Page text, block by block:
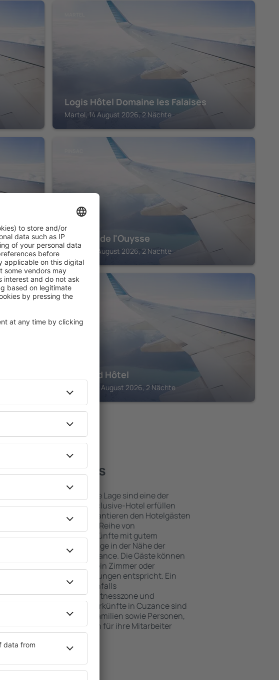
Logis Hôtel Domaine les Falaises
Martel, 14 August 2026, 2 Nächte
Le Pont de l'Ouysse
Pinsac, 14 August 2026, 2 Nächte
SOUILLAC
Le Grand Hôtel
Souillac, 14 August 2026, 2 Nächte
– beste Hotels
Service und eine attraktive Lage sind eine der
die ein All-Inclusive-Hotel erfüllen
Hotels in Cuzance garantieren den Hotelgästen
Service und eine Reihe von
Hochwertige Unterkünfte mit gutem
eine ausgezeichnete Lage in der Nähe der
in Cuzance. Die Gäste können
Parkplätze nutzen und ein Zimmer oder
das ihren Erwartungen entspricht. Ein
Standard umfasst ebenfalls
Menü, SPA oder Fitnesszone und
für Kinder. Die besten Unterkünfte in Cuzance sind
Lösung für Paare, Familien sowie Personen,
reisen oder Schulungen für ihre Mitarbeiter